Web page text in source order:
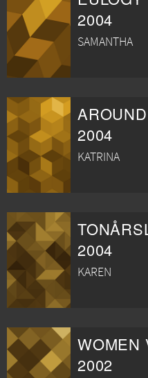
2004
SAMANTHA
2004
KATRINA
2004
KAREN
WOMEN
2002